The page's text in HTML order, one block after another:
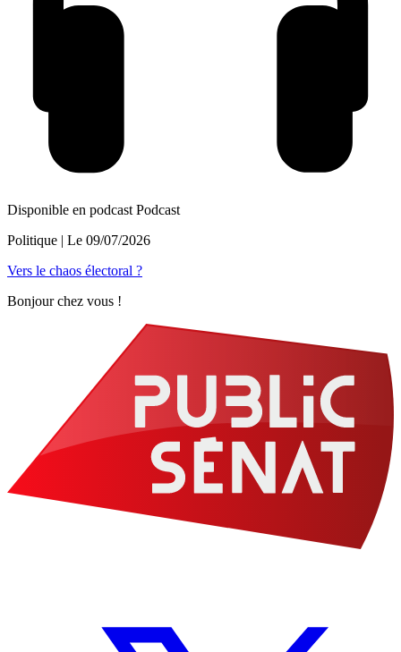
Disponible en podcast Podcast
Politique | Le 09/07/2026
Vers le chaos électoral ?
Bonjour chez vous !